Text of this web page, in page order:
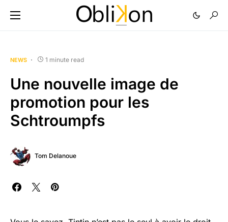
NEWS 1 minute read
Une nouvelle image de
promotion pour les
Schtroumpfs
Tom Delanoue